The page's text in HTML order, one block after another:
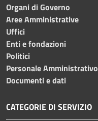
Organi di Governo
Aree Amministrative
Uffici
Enti e fondazioni
Politici
Personale Amministrativo
Documenti e dati
CATEGORIE DI SERVIZIO